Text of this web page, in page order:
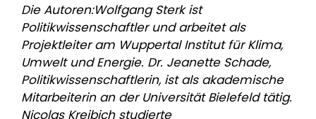
Die Autoren:Wolfgang Sterk ist
Politikwissenschaftler und arbeitet als
Projektleiter am Wuppertal Institut für Klima,
Umwelt und Energie. Dr. Jeanette Schade,
Politikwissenschaftlerin, ist als akademische
Mitarbeiterin an der Universität Bielefeld tätig.
Nicolas Kreibich studierte